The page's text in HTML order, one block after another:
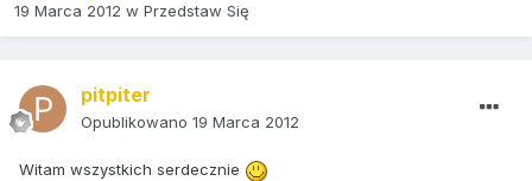
19 Marca 2012 w Przedstaw Się
pitpiter
Opublikowano 19 Marca 2012
Witam wszystkich serdecznie